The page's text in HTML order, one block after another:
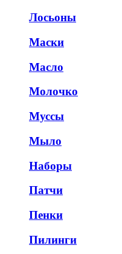
Лосьоны
Маски
Масло
Молочко
Муссы
Мыло
Наборы
Патчи
Пенки
Пилинги